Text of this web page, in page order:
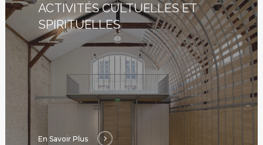
ACTIVITÉS CULTUELLES ET
SPIRITUELLES
En Savoir Plus